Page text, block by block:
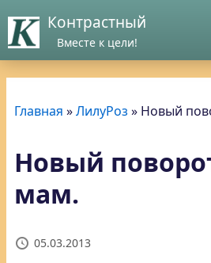
Контрастный
Вместе к цели!
Главная »ЛилуРоз » Новый
Новый
мам.
05.03.2013